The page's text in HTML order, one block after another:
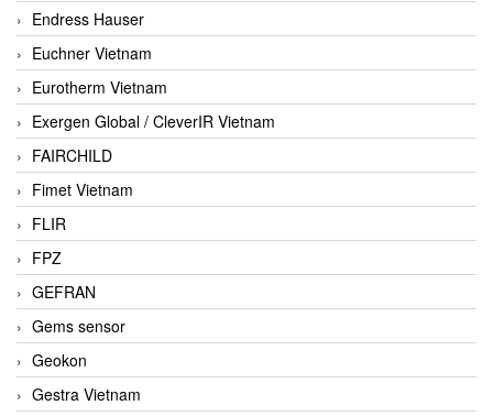
Endress Hauser
Euchner Vietnam
Eurotherm Vietnam
Exergen Global / CleverIR Vietnam
FAIRCHILD
Fimet Vietnam
FLIR
FPZ
GEFRAN
Gems sensor
Geokon
Gestra Vietnam